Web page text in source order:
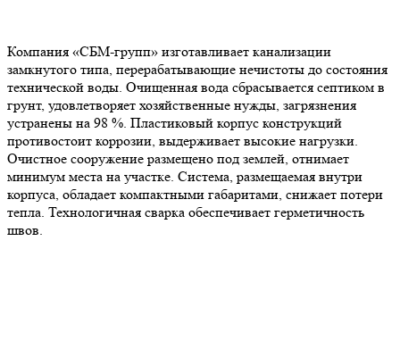
Компания «СБМ-групп» изготавливает канализации
замкнутого типа, перерабатывающие нечистоты до состояния
технической воды. Очищенная вода сбрасывается септиком в
грунт, удовлетворяет хозяйственные нужды, загрязнения
устранены на 98 %. Пластиковый корпус конструкций
противостоит коррозии, выдерживает высокие нагрузки.
Очистное сооружение размещено под землей, отнимает
минимум места на участке. Система, размещаемая внутри
корпуса, обладает компактными габаритами, снижает потери
тепла. Технологичная сварка обеспечивает герметичность
швов.